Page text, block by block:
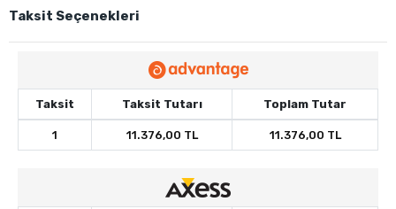
Taksit Seçenekleri
Taksit Taksit Tutarı Toplam Tutar
1 11.376,00 TL 11.376,00 TL